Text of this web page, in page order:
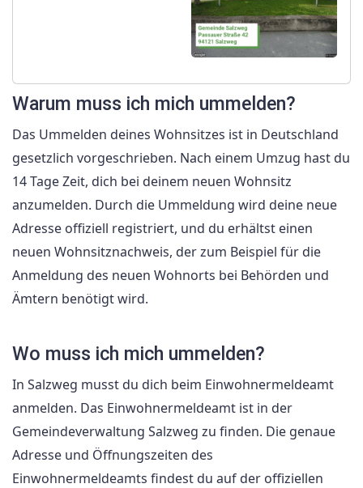
Warum muss ich mich ummelden?
Das Ummelden deines Wohnsitzes ist in Deutschland
gesetzlich vorgeschrieben. Nach einem Umzug hast du
14 Tage Zeit, dich bei deinem neuen Wohnsitz
anzumelden. Durch die Ummeldung wird deine neue
Adresse offiziell registriert, und du erhältst einen
neuen Wohnsitznachweis, der zum Beispiel für die
Anmeldung des neuen Wohnorts bei Behörden und
Ämtern benötigt wird.
Wo muss ich mich ummelden?
In Salzweg musst du dich beim Einwohnermeldeamt
anmelden. Das Einwohnermeldeamt ist in der
Gemeindeverwaltung Salzweg zu finden. Die genaue
Adresse und Öffnungszeiten des
Einwohnermeldeamts findest du auf der offiziellen